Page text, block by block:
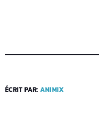
ÉCRIT PAR: ANIMIX